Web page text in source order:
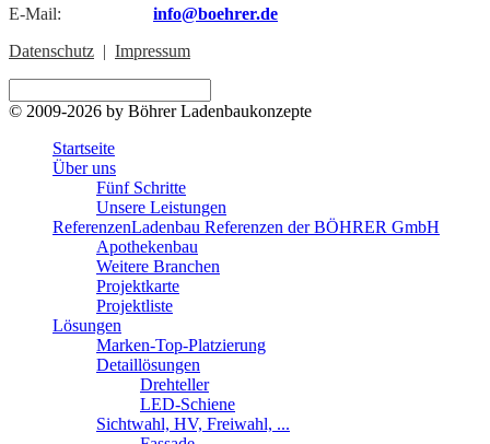
E-Mail:
info@boehrer.de
Datenschutz | Impressum
© 2009-2026 by Böhrer Ladenbaukonzepte
Startseite
Über uns
Fünf Schritte
Unsere Leistungen
ReferenzenLadenbau Referenzen der BÖHRER GmbH
Apothekenbau
Weitere Branchen
Projektkarte
Projektliste
Lösungen
Marken-Top-Platzierung
Detaillösungen
Drehteller
LED-Schiene
Sichtwahl, HV, Freiwahl, ...